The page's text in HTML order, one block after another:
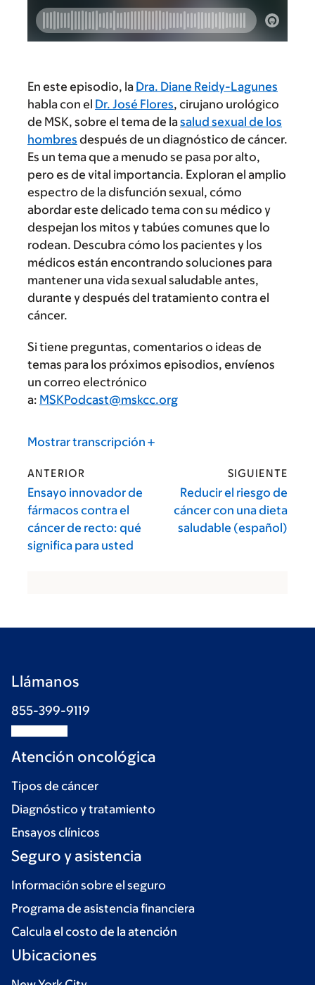
En este episodio, la Dra. Diane Reidy-Lagunes
habla con el Dr. José Flores, cirujano urológico
de MSK, sobre el tema de lasalud sexual de los
hombres después de un diagnóstico de cáncer.
Es un tema que a menudo se pasa por alto,
pero es de vital importancia. Exploran el amplio
espectro de la disfunción sexual, cómo
abordar este delicado tema con su médico y
despejan los mitos y tabúes comunes que lo
rodean. Descubra cómo los pacientes y los
médicos están encontrando soluciones para
mantener una vida sexual saludable antes,
durante y después del tratamiento contra el
cáncer.
Si tiene preguntas, comentarios o ideas de
temas para los próximos episodios, envíenos
un correo electrónico
a: MSKPodcast@mskcc.org
Mostrar transcripción
ANTERIOR
Ensayo innovador de
fármacos contra el
cáncer de recto: qué
significa para usted
SIGUIENTE
Reducir el riesgo de
cáncer con una dieta
saludable (español)
Llámanos
855-399-9119
Atención oncológica
Tipos de cáncer
Diagnóstico y tratamiento
Ensayos clínicos
Seguro y asistencia
Información sobre el seguro
Programa de asistencia financiera
Calcula el costo de la atención
Ubicaciones